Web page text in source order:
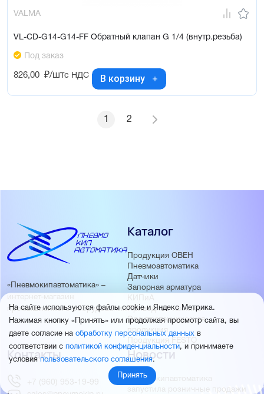
VALMA
VL-CD-G14-G14-FF Обратный клапан G 1/4 (внутр.резьба)
Под заказ
826,00 ₽/штс НДС В корзину
1 2
«Пневмокипавтоматика» –
интернет-магазин
промышленного оборудования
Каталог
Продукция ОВЕН
Пневмоавтоматика
Датчики
Запорная арматура
КИПиА
Приводная техника
Электротехническая
продукция
Продукция FESTO
Новости
Пневмокипавтоматика
запустила розничные продажи
Контакты
+7 (960) 953-19-99
sales@pnevmokip.ru
На сайте используются файлы cookie и Яндекс Метрика.
Нажимая кнопку «Принять» или продолжая просмотр сайта, вы
даете согласие на обработку персональных данных в
соответствии с политикой конфиденциальности, и принимаете
условияпользовательского соглашения.
Принять